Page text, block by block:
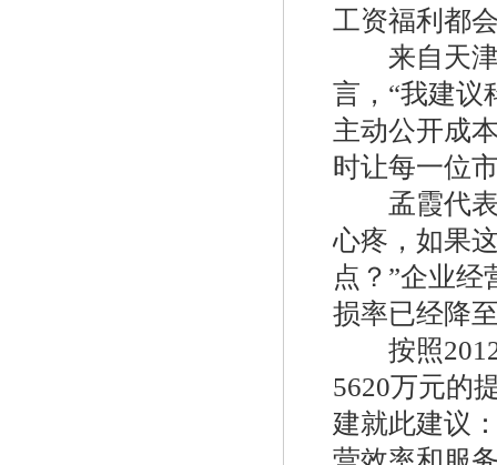
工资福利都
来自天津
言，“我建议
主动公开成
时让每一位
孟霞代表
心疼，如果
点？”企业经
损率已经降
按照2012
5620万元的
建就此建议